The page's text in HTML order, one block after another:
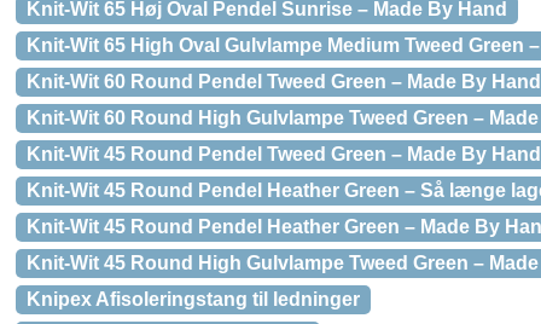
Knit-Wit 65 Høj Oval Pendel Sunrise – Made By Hand
Knit-Wit 65 High Oval Gulvlampe Medium Tweed Green
Knit-Wit 60 Round Pendel Tweed Green – Made By Hand
Knit-Wit 60 Round High Gulvlampe Tweed Green –
Knit-Wit 45 Round Pendel Tweed Green – Made By Hand
Knit-Wit 45 Round Pendel Heather Green – Så længe
Knit-Wit 45 Round Pendel Heather Green – Made By
Knit-Wit 45 Round High Gulvlampe Tweed Green –
Knipex Afisoleringstang til ledninger